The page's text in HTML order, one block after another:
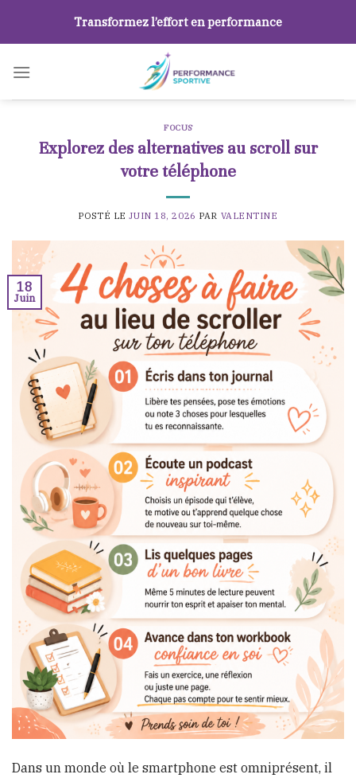
content
Transformez l’effort en performance
FOCUS
Explorez des alternatives au scroll sur
votre téléphone
POSTÉ LEJUIN 18, 2026 PAR VALENTINE
18
Juin
Dans un monde où le smartphone est omniprésent, il